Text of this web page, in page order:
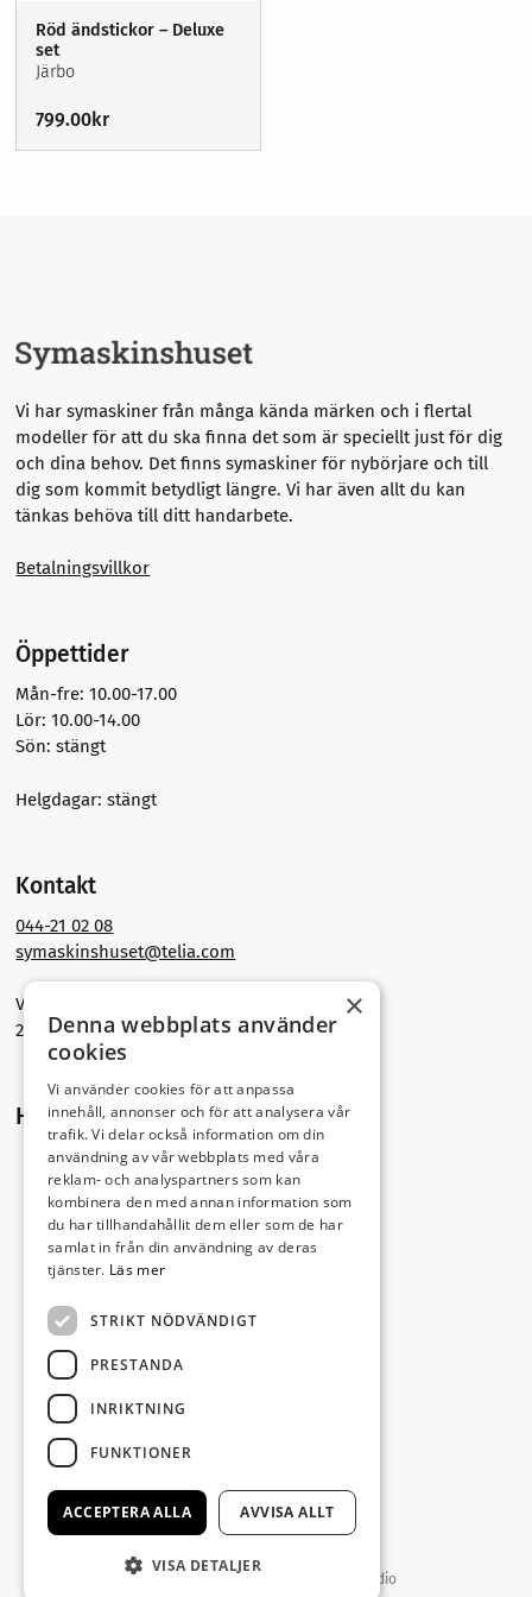
Sybehör
Stickor, virknålar & tillbehör
Förvaring
Nyheter
Broderi
Stickor, virknålar & tillbehör
Röd ändstickor – Deluxe
set
Järbo
799.00kr
Vi har symaskiner från många kända märken och i flertal
modeller för att du ska finna det som är speciellt just för dig
och dina behov. Det finns symaskiner för nybörjare och till
dig som kommit betydligt längre.Vi har även allt du kan
tänkas behöva till ditt handarbete.
Betalningsvillkor
Öppettider
Mån-fre: 10.00-17.00
Lör: 10.00-14.00
Sön: stängt
Helgdagar: stängt
Kontakt
044-21 02 08
symaskinshuset@telia.com
Västra Storgatan 30
291 30 Kristianstad
Hitta hit
Producerad av Gota Media Brand Studio
×
Denna webbplats använder
cookies
Vi använder cookies för att anpassa
innehåll, annonser och för att analysera vår
trafik. Vi delar också information om din
användning av vår webbplats med våra
reklam- och analyspartners som kan
kombinera den med annan information som
du har tillhandahållit dem eller som de har
samlat in från din användning av deras
tjänster. Läs mer
STRIKT NÖDVÄNDIGT
PRESTANDA
INRIKTNING
FUNKTIONER
ACCEPTERA ALLA AVVISA ALLT
VISA DETALJER